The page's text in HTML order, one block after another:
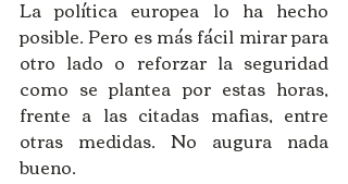
La política europea lo ha hecho
posible. Pero es más fácil mirar para
otro lado o reforzar la seguridad
como se plantea por estas horas,
frente a las citadas mafias, entre
otras medidas. No augura nada
bueno.